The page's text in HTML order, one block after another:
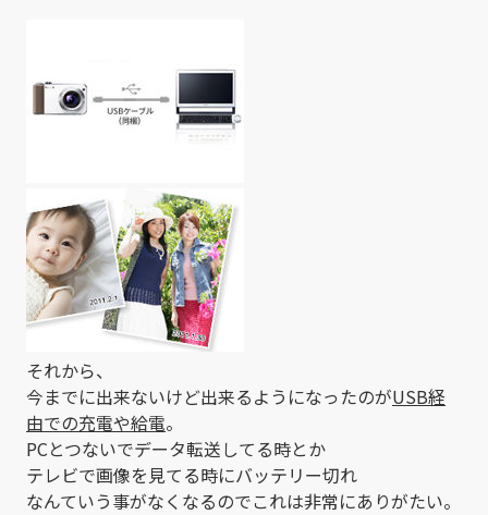
それから、
今までに出来ないけど出来るようになったのがUSB経
由での充電や給電。
PCとつないでデータ転送してる時とか
テレビで画像を見てる時にバッテリー切れ
なんていう事がなくなるのでこれは非常にありがたい。